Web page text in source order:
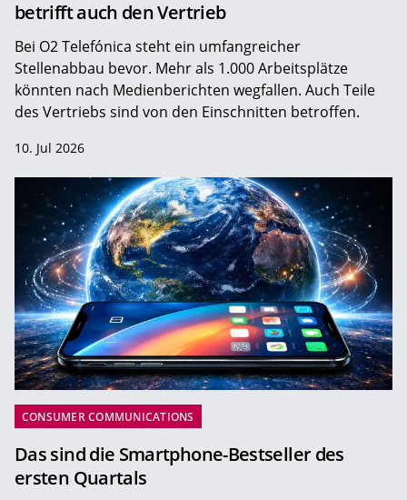
betrifft auch den Vertrieb
Bei O2 Telefónica steht ein umfangreicher
Stellenabbau bevor. Mehr als 1.000 Arbeitsplätze
könnten nach Medienberichten wegfallen. Auch Teile
des Vertriebs sind von den Einschnitten betroffen.
10. Jul 2026
CONSUMER COMMUNICATIONS
Das sind die Smartphone-Bestseller des
ersten Quartals